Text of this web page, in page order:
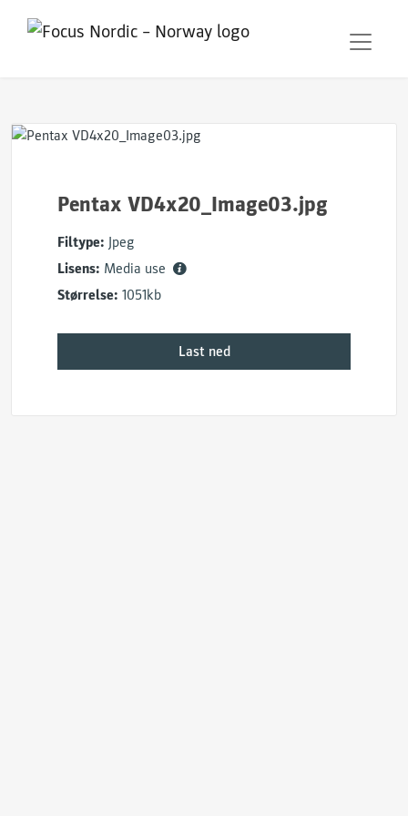
Pentax VD4x20_Image03.jpg
Filtype: Jpeg
Lisens: Media use
Størrelse: 1051kb
Last ned